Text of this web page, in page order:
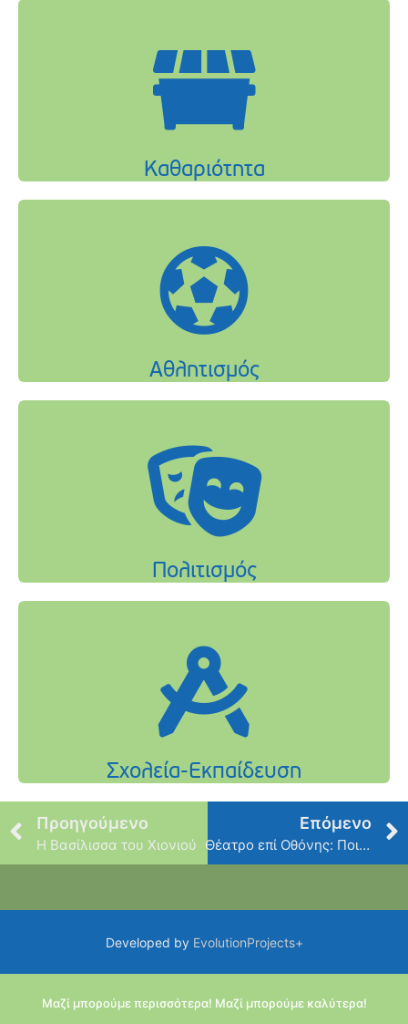
Προηγούμενο
Η Βασίλισσα του Χιονιού
Επόμενο
Θέατρο επί Οθόνης: Ποιά Ελένη;
Developed by EvolutionProjects+
Μαζί μπορούμε περισσότερα! Μαζί μπορούμε καλύτερα!